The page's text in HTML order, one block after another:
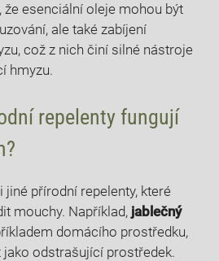
že esenciální oleje mohou být
ale také zabíjení
což z nich činí silné nástroje
hmyzu.
repelenty fungují
přírodní repelenty, které
mouchy. Například, jablečný
domácího prostředku,
odstrašující prostředek.